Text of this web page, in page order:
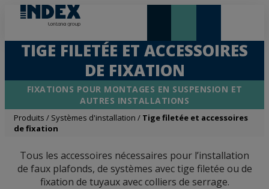
TIGE FILETÉE ET ACCESSOIRES
DE FIXATION
FIXATIONS POUR MONTAGES EN SUSPENSION ET
AUTRES INSTALLATIONS
Produits / Systèmes d'installation / Tige filetée et accessoires
de fixation
Tous les accessoires nécessaires pour l’installation
de faux plafonds, de systèmes avec tige filetée ou de
fixation de tuyaux avec colliers de serrage.